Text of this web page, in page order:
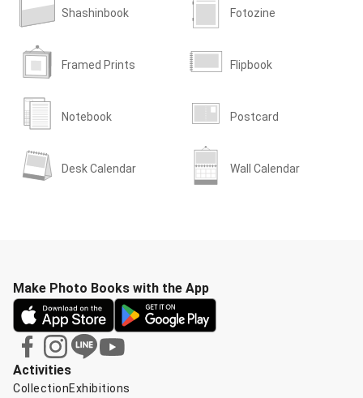
Shashinbook Fotozine
Framed Prints Flipbook
Notebook Postcard
Desk Calendar Wall Calendar
Activities
CollectionExhibitions
Make Photo Books with the App